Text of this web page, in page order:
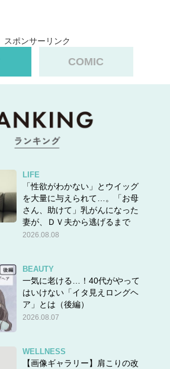
スポンサーリンク
COMIC
LIFE
「性欲がわかない」とウイッグ
を大量に与えられて…。「お母
さん、助けて」乳がんになった
妻が、ＤＶ夫から逃げるまで
2026.08.08
BEAUTY
一気に老ける…！40代がやって
はいけない「イタ見えロングヘ
ア」とは（後編）
2026.08.07
WELLNESS
【画像ギャラリー】肩こりの改